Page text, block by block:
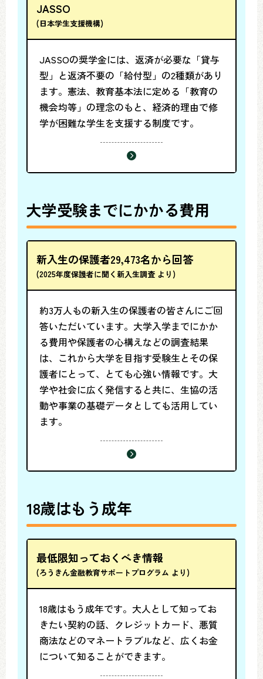
JASSO
(日本学生支援機構)
JASSOの奨学金には、返済が必要な「貸与
型」と返済不要の「給付型」の2種類があり
ます。憲法、教育基本法に定める「教育の
機会均等」の理念のもと、経済的理由で修
学が困難な学生を支援する制度です。
大学受験までにかかる費用
新入生の保護者29,473名から回答
(2025年度保護者に聞く新入生調査 より)
約3万人もの新入生の保護者の皆さんにご回
答いただいています。大学入学までにかか
る費用や保護者の心構えなどの調査結果
は、これから大学を目指す受験生とその保
護者にとって、とても心強い情報です。大
学や社会に広く発信すると共に、生協の活
動や事業の基礎データとしても活用してい
ます。
18歳はもう成年
最低限知っておくべき情報
(ろうきん金融教育サポートプログラム より)
18歳はもう成年です。大人として知ってお
きたい契約の話、クレジットカード、悪質
商法などのマネートラブルなど、広くお金
について知ることができます。